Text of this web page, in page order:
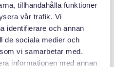
tillhandahålla funktioner
vår trafik. Vi
identifierare och annan
de sociala medier och
vi samarbetar med.
informationen med annan